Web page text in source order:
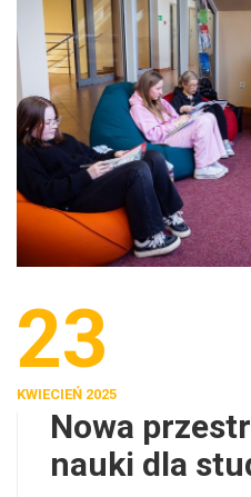
23
KWIECIEŃ 2025
Nowa
nauki dla